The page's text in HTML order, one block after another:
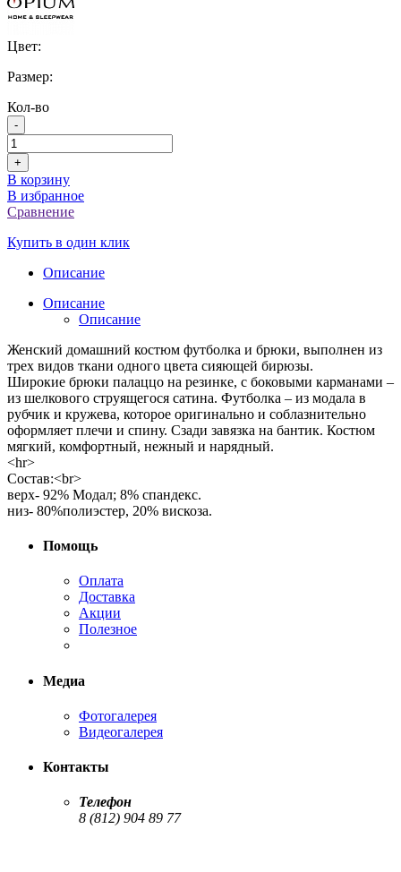
Цвет:
Размер:
Кол-во
-
+
В корзину
В избранное
Сравнение
Купить в один клик
Описание
Описание
Описание
Женский домашний костюм футболка и брюки, выполнен из
трех видов ткани одного цвета сияющей бирюзы.
Широкие брюки палаццо на резинке, с боковыми карманами –
из шелкового струящегося сатина. Футболка – из модала в
рубчик и кружева, которое оригинально и соблазнительно
оформляет плечи и спину. Сзади завязка на бантик. Костюм
мягкий, комфортный, нежный и нарядный.
<hr>
Состав:<br>
верх- 92% Модал; 8% спандекс.
низ- 80%полиэстер, 20% вискоза.
Помощь
Оплата
Доставка
Акции
Полезное
Медиа
Фотогалерея
Видеогалерея
Контакты
Телефон
8 (812) 904 89 77